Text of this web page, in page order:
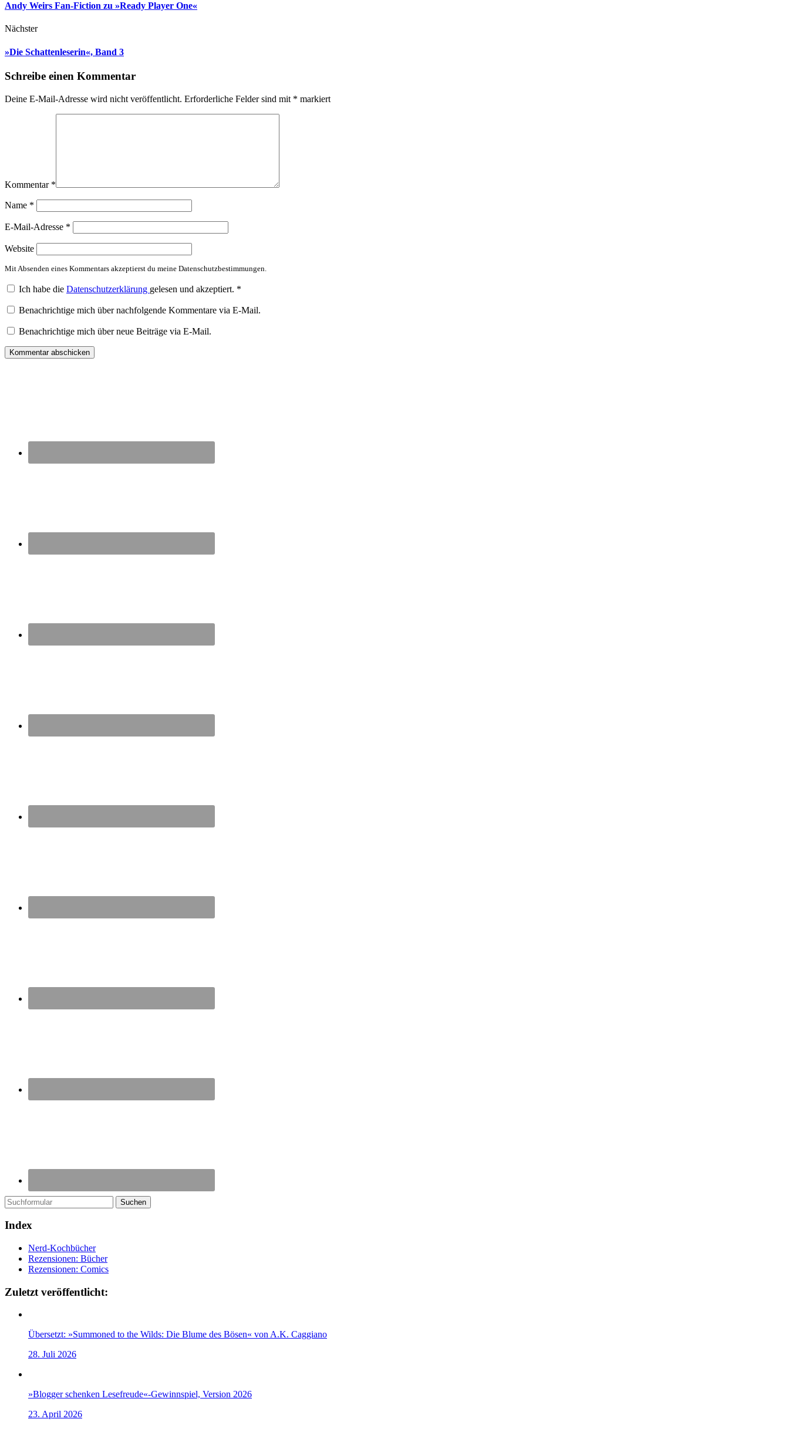
Andy Weirs Fan-Fiction zu »Ready Player One«
Nächster
»Die Schattenleserin«, Band 3
Schreibe einen Kommentar
Deine E-Mail-Adresse wird nicht veröffentlicht. Erforderliche Felder sind mit * markiert
Kommentar *
Name *
E-Mail-Adresse *
Website
Mit Absenden eines Kommentars akzeptierst du meine Datenschutzbestimmungen.
Ich habe die Datenschutzerklärung gelesen und akzeptiert. *
Benachrichtige mich über nachfolgende Kommentare via E-Mail.
Benachrichtige mich über neue Beiträge via E-Mail.
Suchen
Index
Nerd-Kochbücher
Rezensionen: Bücher
Rezensionen: Comics
Zuletzt veröffentlicht:
Übersetzt: »Summoned to the Wilds: Die Blume des Bösen« von A.K. Caggiano
28. Juli 2026
»Blogger schenken Lesefreude«-Gewinnspiel, Version 2026
23. April 2026